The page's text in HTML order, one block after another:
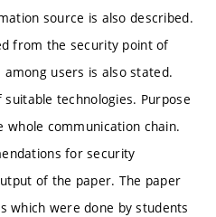
source is also described.
from the security point of
users is also stated.
technologies. Purpose
communication chain.
for security
of the paper. The paper
which were done by students